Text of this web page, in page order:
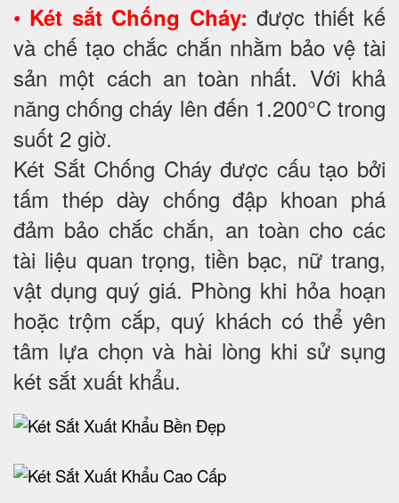
• Két sắt Chống Cháy: được thiết kế
và chế tạo chắc chắn nhằm bảo vệ tài
sản một cách an toàn nhất. Với khả
năng chống cháy lên đến 1.200°C trong
suốt 2 giờ.
Két Sắt Chống Cháy được cấu tạo bởi
tấm thép dày chống đập khoan phá
đảm bảo chắc chắn, an toàn cho các
tài liệu quan trọng, tiền bạc, nữ trang,
vật dụng quý giá. Phòng khi hỏa hoạn
hoặc trộm cắp, quý khách có thể yên
tâm lựa chọn và hài lòng khi sử sụng
két sắt xuất khẩu.